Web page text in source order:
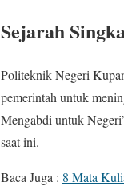
Sejarah
Politeknik Negeri
pemerintah untuk
Mengabdi untuk
saat ini.
Baca Juga : 8 Mata